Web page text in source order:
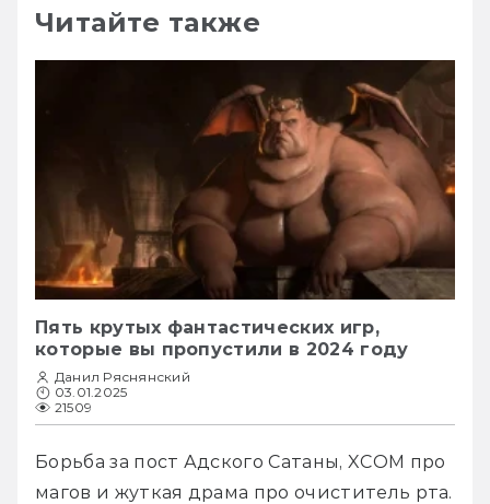
Читайте также
Пять крутых фантастических игр,
которые вы пропустили в 2024 году
Данил Ряснянский
03.01.2025
21509
Борьба за пост Адского Сатаны, XCOM про
магов и жуткая драма про очиститель рта.